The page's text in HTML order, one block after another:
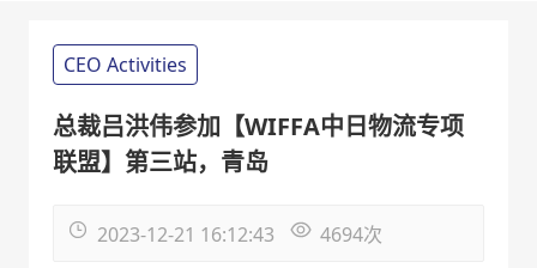
CEO Activities
总裁吕洪伟参加【WIFFA中日物流专项
联盟】第三站，青岛
2023-12-21 16:12:43 4694次